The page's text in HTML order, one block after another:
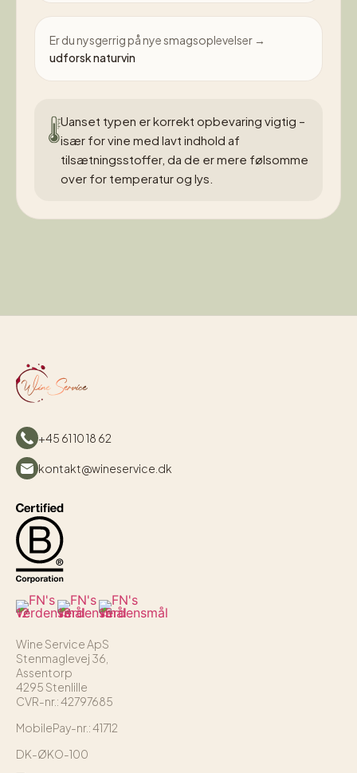
Er du nysgerrig på nye smagsoplevelser →
udforsk naturvin
Uanset typen er korrekt opbevaring vigtig –
især for vine med lavt indhold af
tilsætningsstoffer, da de er mere følsomme
over for temperatur og lys.
+45 61 10 18 62
kontakt@wineservice.dk
Wine Service ApS
Stenmaglevej 36,
Assentorp
4295 Stenlille
CVR-nr.: 42797685
MobilePay-nr.: 41712
DK-ØKO-100